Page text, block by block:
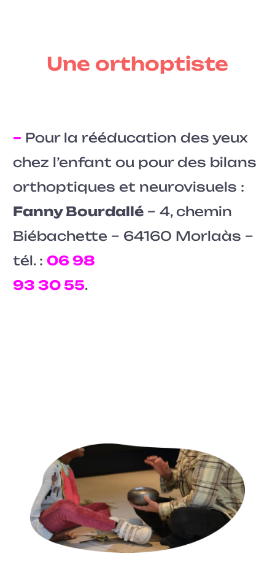
Une orthoptiste
– Pour la rééducation des yeux
chez l’enfant ou pour des bilans
orthoptiques et neurovisuels :
Fanny Bourdallé – 4, chemin
Biébachette – 64160 Morlaàs –
tél. : 06 98
93 30 55.